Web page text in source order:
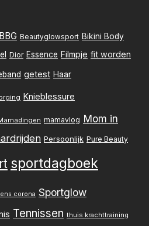
BBG Beautyglowsport Bikini Body
Dior Essence Filmpje fit worden
getest Haar
Knieblessure
mamavlog Mom in
Persoonlijk Pure Beauty
sportdagboek
corona Sportglow
Tennissen thuis krachttraining